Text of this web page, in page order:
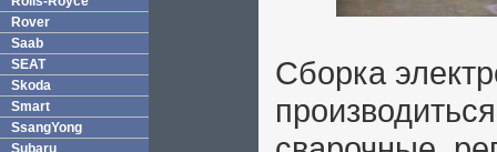
Rover
Saab
SEAT
Skoda
Smart
SsangYong
Subaru
Сборка